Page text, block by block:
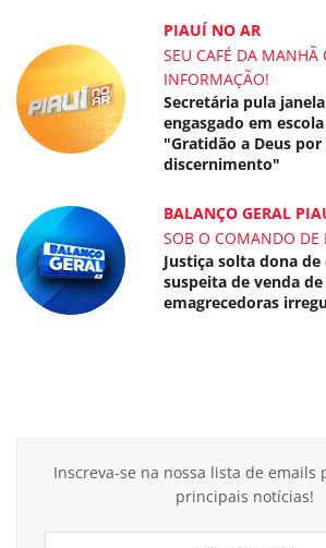
PIAUÍ NO AR
SEU CAFÉ DA
INFORMAÇÃO!
Secretária pula
engasgado em
"Gratidão a Deus
discernimento"
BALANÇO GERAL
SOB O COMANDO DE
Justiça solta dona
suspeita de venda
emagrecedoras
Inscreva-se na nossa lista de emails
principais notícias!